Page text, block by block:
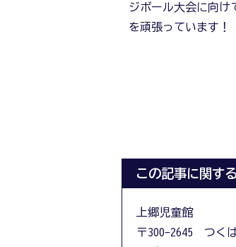
ジボール大会に向け
を頑張っています！
この記事に関す
上郷児童館
〒300-2645 つく